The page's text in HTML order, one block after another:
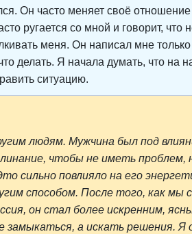
Он часто меняет своё
ругается со мной и говорит,
меня. Он написал мне
делать. Я начала думать, что на
ситуацию.
людям. Мужчина был под
чтобы не иметь проблем,
сильно повлияло на его
способом. После того, как мы
он стал более искренним,
а искать решения. Я